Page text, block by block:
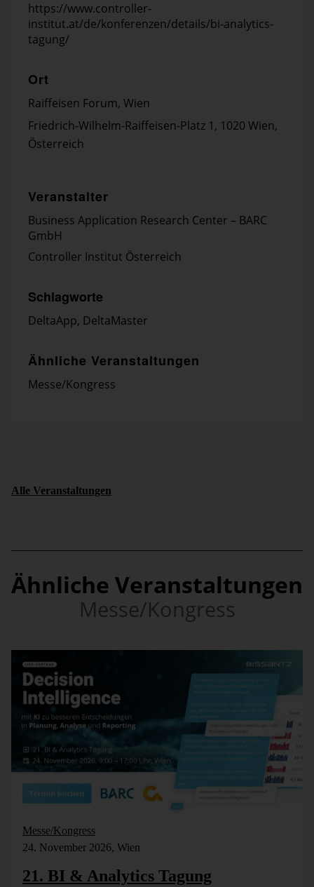
https://www.controller-
institut.at/de/konferenzen/details/bi-analytics-
tagung/
Ort
Raiffeisen Forum, Wien
Friedrich-Wilhelm-Raiffeisen-Platz 1, 1020 Wien,
Österreich
Veranstalter
Business Application Research Center – BARC
GmbH
Controller Institut Österreich
Schlagworte
DeltaApp, DeltaMaster
Ähnliche Veranstaltungen
Messe/Kongress
Alle Veranstaltungen
Ähnliche Veranstaltungen
Messe/Kongress
Messe/Kongress
24. November 2026, Wien
21. BI & Analytics Tagung